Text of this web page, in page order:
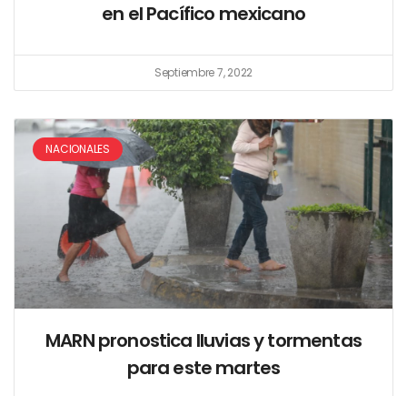
en el Pacífico mexicano
Septiembre 7, 2022
NACIONALES
MARN pronostica lluvias y tormentas
para este martes